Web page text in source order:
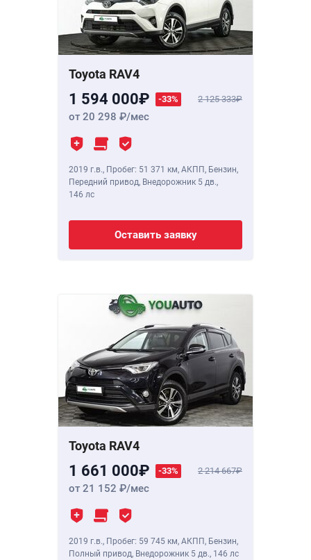
Toyota RAV4
1 594 000 -33% 2 125 333
от 20 298 /мес
2019 г.в., Пробег: 51 371 км, АКПП, Бензин,
Передний привод, Внедорожник 5 дв.,
146 лс
Оставить заявку
Toyota RAV4
1 661 000 -33% 2 214 667
от 21 152 /мес
2019 г.в., Пробег: 59 745 км, АКПП, Бензин,
Полный привод, Внедорожник 5 дв., 146 лс